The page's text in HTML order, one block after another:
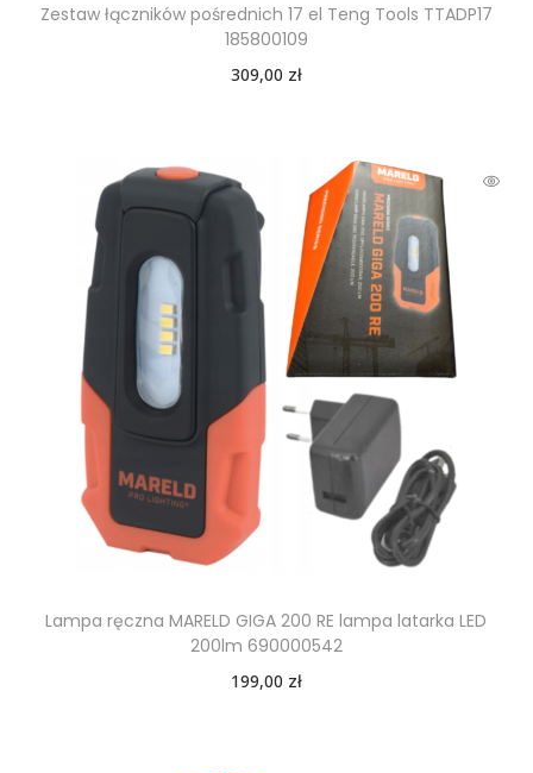
Zestaw łączników pośrednich 17 el Teng Tools TTADP17
185800109
309,00 zł
Lampa ręczna MARELD GIGA 200 RE lampa latarka LED
200lm 690000542
199,00 zł